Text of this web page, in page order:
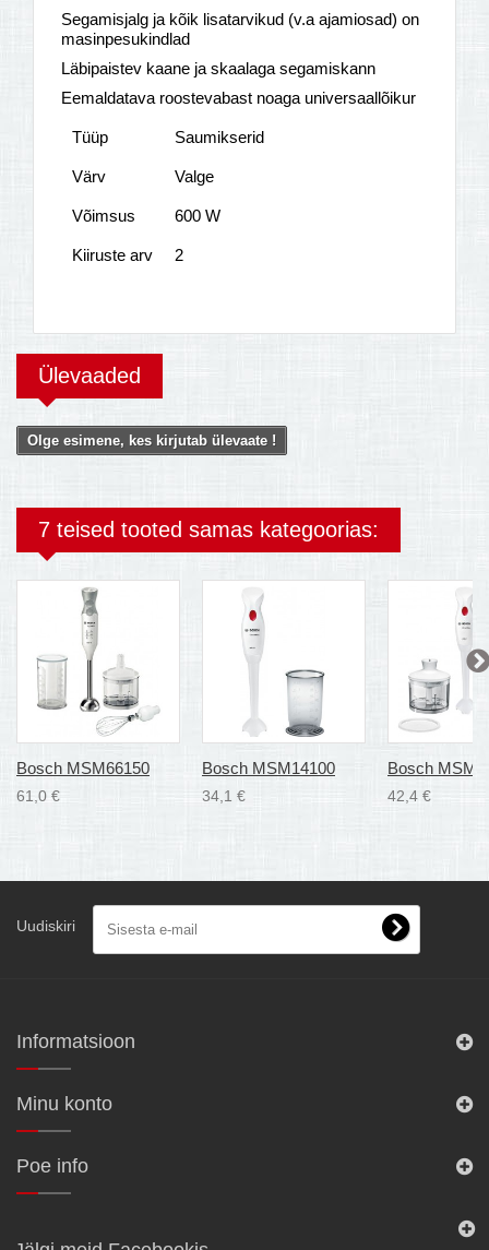
Segamisjalg ja kõik lisatarvikud (v.a ajamiosad) on
masinpesukindlad
Läbipaistev kaane ja skaalaga segamiskann
Eemaldatava roostevabast noaga universaallõikur
Tüüp Saumikserid
Värv Valge
Võimsus 600 W
Kiiruste arv 2
Ülevaaded
Olge esimene, kes kirjutab ülevaate !
7 teised tooted samas kategoorias:
Bosch MSM66150
61,0 €
Bosch MSM14100
34,1 €
Bosch
42,4 €
Uudiskiri
Informatsioon
Minu konto
Poe info